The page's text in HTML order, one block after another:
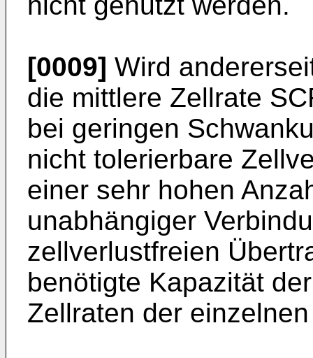
[0009] Wird
die mittlere Zellrate
bei geringen
nicht tolerierbare
einer sehr hohen
unabhängiger
zellverlustfreien
benötigte Kapazität
Zellraten der